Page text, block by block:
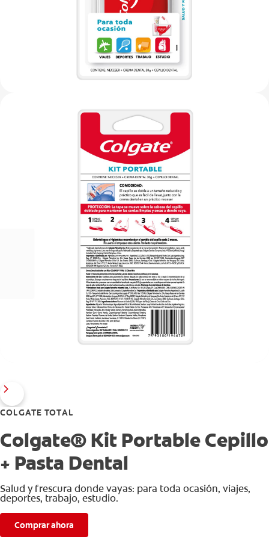
COLGATE TOTAL
Colgate® Kit Portable Cepillo
+ Pasta Dental
Salud y frescura donde vayas: para toda ocasión, viajes,
deportes, trabajo, estudio.
Comprar ahora